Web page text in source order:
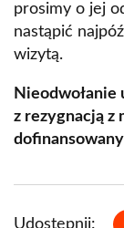
prosimy o jej
nastąpić
wizytą.
z rezygnacją z
Udostępnij: